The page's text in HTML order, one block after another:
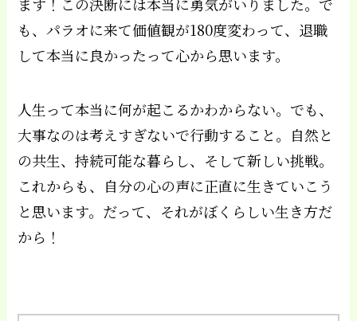
も、パラオに来て価値観が180度変わって、退職
して本当に良かったって心から思います。
人生って本当に何が起こるかわからない。でも、
大事なのは考えすぎないで行動すること。自然と
の共生、持続可能な暮らし、そして新しい挑戦。
これからも、自分の心の声に正直に生きていこう
と思います。だって、それがぼくらしい生き方だ
から！